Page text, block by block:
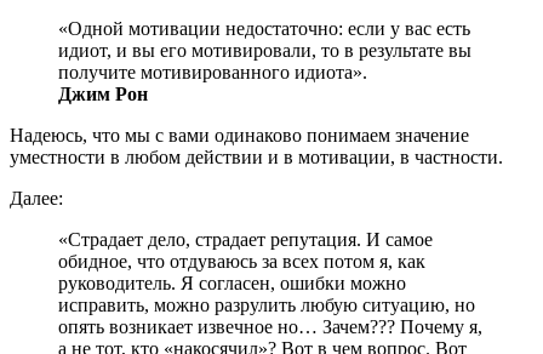
«Одной мотивации недостаточно: если у вас есть
идиот, и вы его мотивировали, то в результате вы
получите мотивированного идиота».
Джим Рон
Надеюсь, что мы с вами одинаково понимаем значение
уместности в любом действии и в мотивации, в частности.
Далее:
«Страдает дело, страдает репутация. И самое
обидное, что отдуваюсь за всех потом я, как
руководитель. Я согласен, ошибки можно
исправить, можно разрулить любую ситуацию, но
опять возникает извечное но… Зачем??? Почему я,
а не тот, кто «накосячил»? Вот в чем вопрос. Вот